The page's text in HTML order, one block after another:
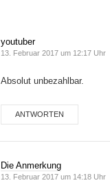
youtuber
13. Februar 2017 um 12:17 Uhr
Absolut unbezahlbar.
ANTWORTEN
Die Anmerkung
13. Februar 2017 um 14:18 Uhr